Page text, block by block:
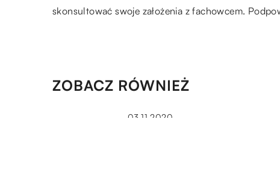
skonsultować swoje założenia z fachowcem.
ZOBACZ RÓWNIEŻ
03.11.2020